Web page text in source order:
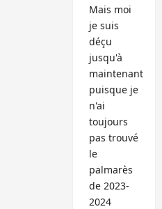
Mais moi
je suis
déçu
jusqu'à
maintenant
puisque je
n'ai
toujours
pas trouvé
le
palmarès
de 2023-
2024